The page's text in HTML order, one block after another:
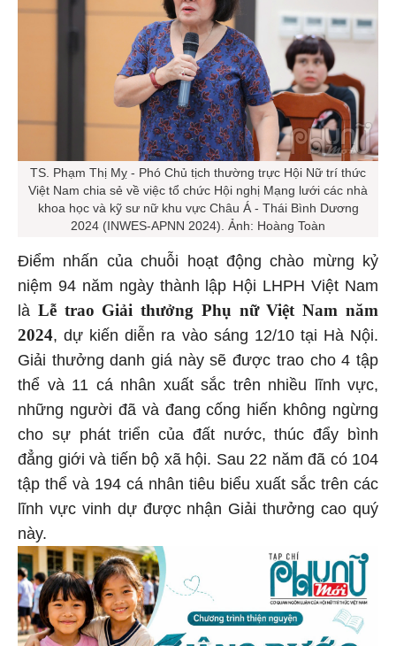
TS. Phạm Thị Mỵ - Phó Chủ tịch thường trực Hội Nữ trí thức
Việt Nam chia sẻ về việc tổ chức Hội nghị Mạng lưới các nhà
khoa học và kỹ sư nữ khu vực Châu Á - Thái Bình Dương
2024 (INWES-APNN 2024). Ảnh: Hoàng Toàn
Điểm nhấn của chuỗi hoạt động chào mừng kỷ
niệm 94 năm ngày thành lập Hội LHPH Việt Nam
là Lễ trao Giải thưởng Phụ nữ Việt Nam năm
2024 , dự kiến diễn ra vào sáng 12/10 tại Hà Nội.
Giải thưởng danh giá này sẽ được trao cho 4 tập
thể và 11 cá nhân xuất sắc trên nhiều lĩnh vực,
những người đã và đang cống hiến không ngừng
cho sự phát triển của đất nước, thúc đẩy bình
đẳng giới và tiến bộ xã hội. Sau 22 năm đã có 104
tập thể và 194 cá nhân tiêu biểu xuất sắc trên các
lĩnh vực vinh dự được nhận Giải thưởng cao quý
này.